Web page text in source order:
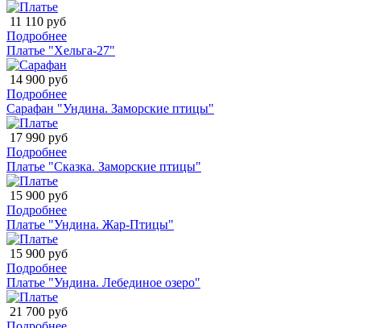
11 110 руб
Подробнее
Платье "Хельга-27"
14 900 руб
Подробнее
Сарафан "Ундина. Заморские птицы"
17 990 руб
Подробнее
Платье "Сказка. Заморские птицы"
15 900 руб
Подробнее
Платье "Ундина. Жар-Птицы"
15 900 руб
Подробнее
Платье "Ундина. Лебединое озеро"
21 700 руб